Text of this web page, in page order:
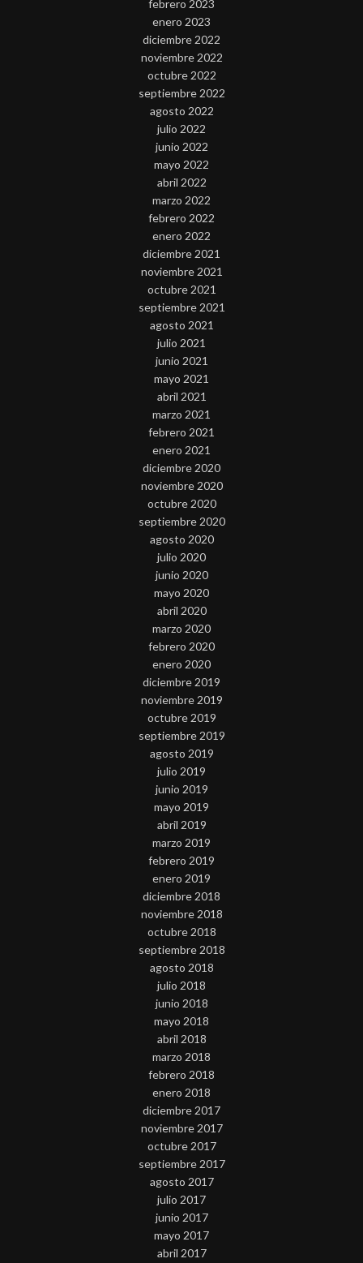
febrero 2023
enero 2023
diciembre 2022
noviembre 2022
octubre 2022
septiembre 2022
agosto 2022
julio 2022
junio 2022
mayo 2022
abril 2022
marzo 2022
febrero 2022
enero 2022
diciembre 2021
noviembre 2021
octubre 2021
septiembre 2021
agosto 2021
julio 2021
junio 2021
mayo 2021
abril 2021
marzo 2021
febrero 2021
enero 2021
diciembre 2020
noviembre 2020
octubre 2020
septiembre 2020
agosto 2020
julio 2020
junio 2020
mayo 2020
abril 2020
marzo 2020
febrero 2020
enero 2020
diciembre 2019
noviembre 2019
octubre 2019
septiembre 2019
agosto 2019
julio 2019
junio 2019
mayo 2019
abril 2019
marzo 2019
febrero 2019
enero 2019
diciembre 2018
noviembre 2018
octubre 2018
septiembre 2018
agosto 2018
julio 2018
junio 2018
mayo 2018
abril 2018
marzo 2018
febrero 2018
enero 2018
diciembre 2017
noviembre 2017
octubre 2017
septiembre 2017
agosto 2017
julio 2017
junio 2017
mayo 2017
abril 2017